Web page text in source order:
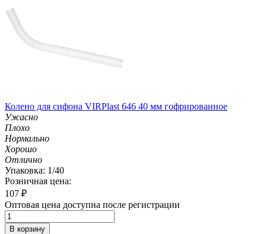
Колено для сифона VIRPlast 646 40 мм гофрированное
Ужасно
Плохо
Нормально
Хорошо
Отлично
Упаковка: 1/40
Розничная цена:
107 ₽
Оптовая цена доступна после регистрации
В корзину